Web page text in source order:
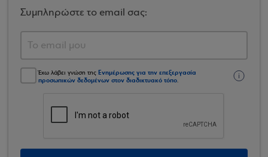
Συμπληρώστε το email σας:
Έχω λάβει γνώση της Ενημέρωσης για την επεξεργασία
προσωπικών δεδομένων στον διαδικτυακό τόπο.